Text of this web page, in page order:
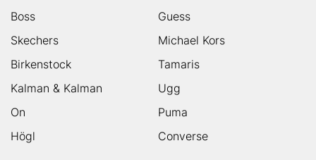
Boss
Guess
Skechers
Michael Kors
Birkenstock
Tamaris
Kalman & Kalman
Ugg
On
Puma
Högl
Converse